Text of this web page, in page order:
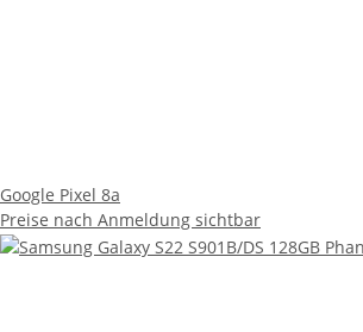
Google Pixel 8a
Preise nach Anmeldung sichtbar